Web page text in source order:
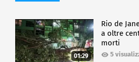
01:29
Rio de
a oltre
morti
5